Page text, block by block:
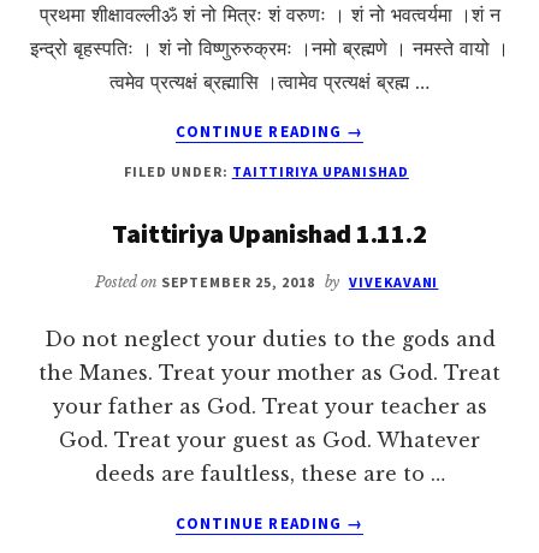
प्रथमा शीक्षावल्लीॐ शं नो मित्रः शं वरुणः । शं नो भवत्वर्यमा ।शं न
इन्द्रो बृहस्पतिः । शं नो विष्णुरुरुक्रमः ।नमो ब्रह्मणे । नमस्ते वायो ।
त्वमेव प्रत्यक्षं ब्रह्मासि ।त्वामेव प्रत्यक्षं ब्रह्म …
CONTINUE READING
ABOUT
UPANISHAD
→
FILED UNDER: TAITTIRIYA UPANISHAD
Taittiriya Upanishad 1.11.2
Posted on SEPTEMBER 25, 2018 by VIVEKAVANI
Do not neglect your duties to the gods and
the Manes. Treat your mother as God. Treat
your father as God. Treat your teacher as
God. Treat your guest as God. Whatever
deeds are faultless, these are to …
CONTINUE READING
ABOUT
→